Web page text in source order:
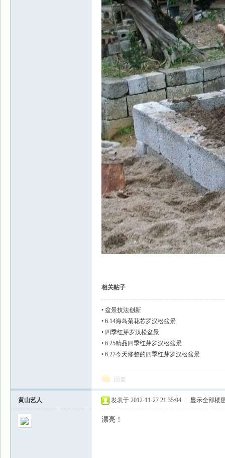
相关帖子
• 盆景技法创新
• 6.14海岛菊花芯罗汉松盆景
• 四季红芽罗汉松盆景
• 6.25精品四季红芽罗汉松盆景
• 6.27今天修整的四季红芽罗汉松盆景
回复
黄山艺人 发表于 2012-11-27 21:35:04 显示全部楼
漂亮！